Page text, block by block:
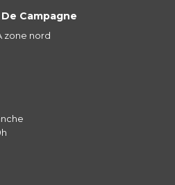
Campagne
zone nord